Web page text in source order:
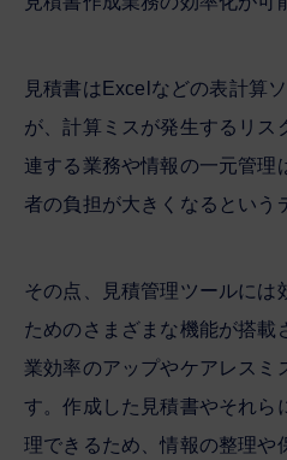
見積書はExcelなどの表計算
が、計算ミスが発生するリス
連する業務や情報の一元管理
者の負担が大きくなるという
その点、見積管理ツールには
ためのさまざまな機能が搭載
業効率のアップやケアレスミ
す。作成した見積書やそれら
理できるため、情報の整理や